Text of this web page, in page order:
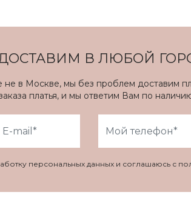
В ЛЮБОЙ
не в Москве, мы без проблем доставим
платья, и мы ответим Вам по
персональных данных и соглашаюсь с